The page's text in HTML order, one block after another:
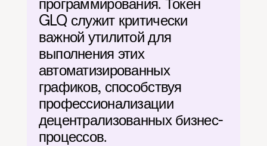
программирования. Токен
GLQ служит критически
важной утилитой для
выполнения этих
автоматизированных
графиков, способствуя
профессионализации
децентрализованных бизнес-
процессов.